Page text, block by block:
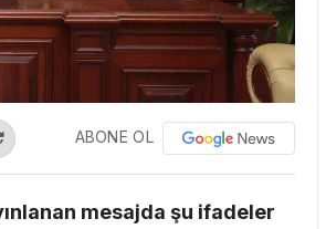
ABONE OL
mesajda şu ifadeler